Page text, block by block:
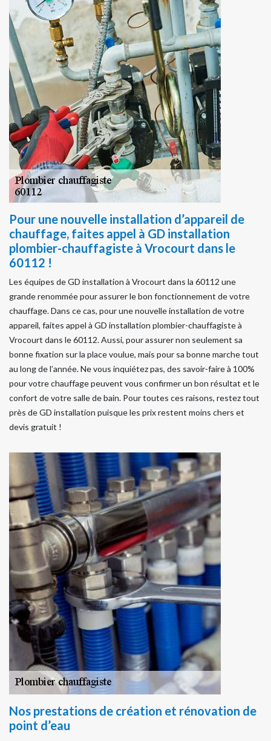
Pour une nouvelle installation d’appareil de
chauffage, faites appel à GD installation
plombier-chauffagiste à Vrocourt dans le
60112 !
Les équipes de GD installation à Vrocourt dans la 60112 une
grande renommée pour assurer le bon fonctionnement de votre
chauffage. Dans ce cas, pour une nouvelle installation de votre
appareil, faites appel à GD installation plombier-chauffagiste à
Vrocourt dans le 60112. Aussi, pour assurer non seulement sa
bonne fixation sur la place voulue, mais pour sa bonne marche tout
au long de l’année. Ne vous inquiétez pas, des savoir-faire à 100%
pour votre chauffage peuvent vous confirmer un bon résultat et le
confort de votre salle de bain. Pour toutes ces raisons, restez tout
près de GD installation puisque les prix restent moins chers et
devis gratuit !
Nos prestations de création et rénovation de
point d’eau